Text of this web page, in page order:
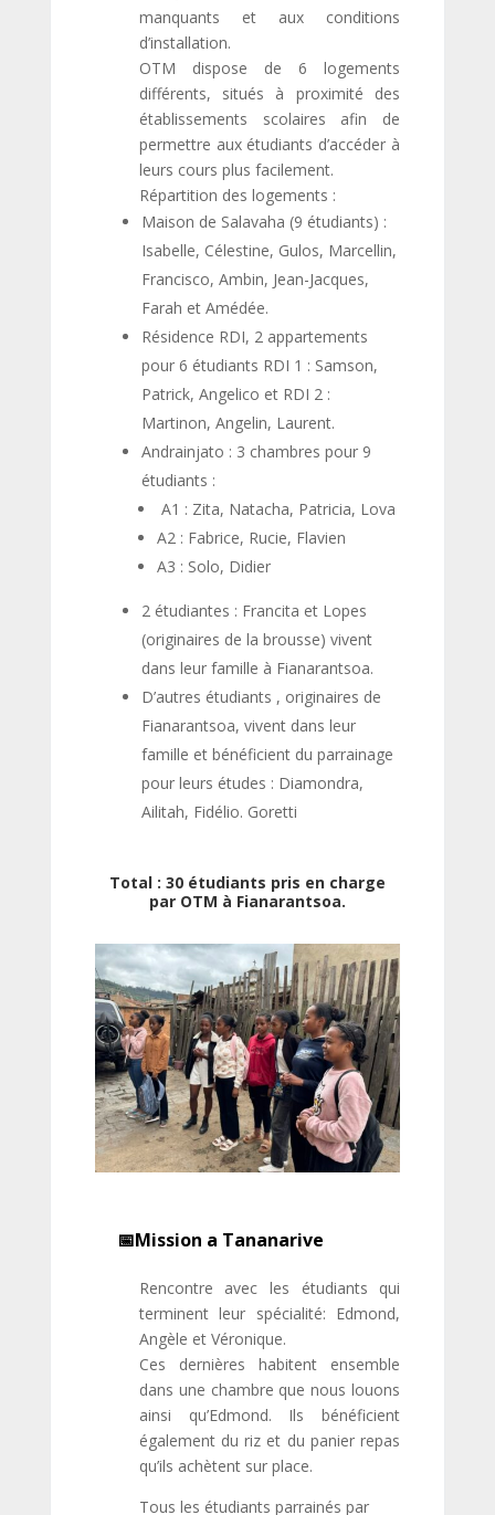
manquants et aux conditions
d’installation.
OTM dispose de 6 logements
différents, situés à proximité des
établissements scolaires afin de
permettre aux étudiants d’accéder à
leurs cours plus facilement.
Répartition des logements :
Maison de Salavaha (9 étudiants) :
Isabelle, Célestine, Gulos, Marcellin,
Francisco, Ambin, Jean-Jacques,
Farah et Amédée.
Résidence RDI, 2 appartements
pour 6 étudiants RDI 1 : Samson,
Patrick, Angelico et RDI 2 :
Martinon, Angelin, Laurent.
Andrainjato : 3 chambres pour 9
étudiants :
A1 : Zita, Natacha, Patricia, Lova
A2 : Fabrice, Rucie, Flavien
A3 : Solo, Didier
2 étudiantes : Francita et Lopes
(originaires de la brousse) vivent
dans leur famille à Fianarantsoa.
D’autres étudiants , originaires de
Fianarantsoa, vivent dans leur
famille et bénéficient du parrainage
pour leurs études : Diamondra,
Ailitah, Fidélio. Goretti
Total : 30 étudiants pris en charge
par OTM à Fianarantsoa.
Mission a Tananarive
Rencontre avec les étudiants qui
terminent leur spécialité: Edmond,
Angèle et Véronique.
Ces dernières habitent ensemble
dans une chambre que nous louons
ainsi qu’Edmond. Ils bénéficient
également du riz et du panier repas
qu’ils achètent sur place.
Tous les étudiants parrainés par